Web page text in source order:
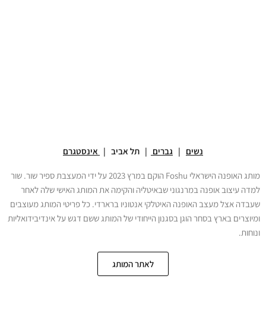
נשים | גברים | תל אביב | אינסטגרם
מותג האופנה הישראלי Foshu הוקם במרץ 2023 על ידי המעצבת ספיר שור. שור
למדה עיצוב אופנה במרנגוני שבאיטליה והקימה את המותג האישי שלה לאחר
שעבדה אצל מעצב האופנה האיטלקי אנטוניו ברארדי. כל פריטי המותג מעוצבים
ומיוצרים בארץ בסחר הוגן בסגנון הייחודי של המותג ששם דגש על אינדיבידואליות
ונוחות.
לאתר המותג